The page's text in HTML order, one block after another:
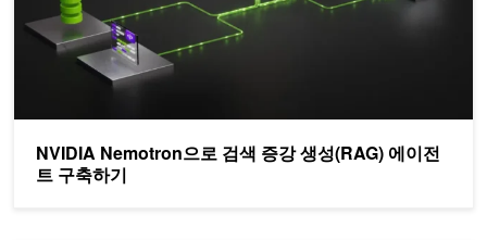
NVIDIA Nemotron으로 검색 증강 생성(RAG) 에이전
트 구축하기